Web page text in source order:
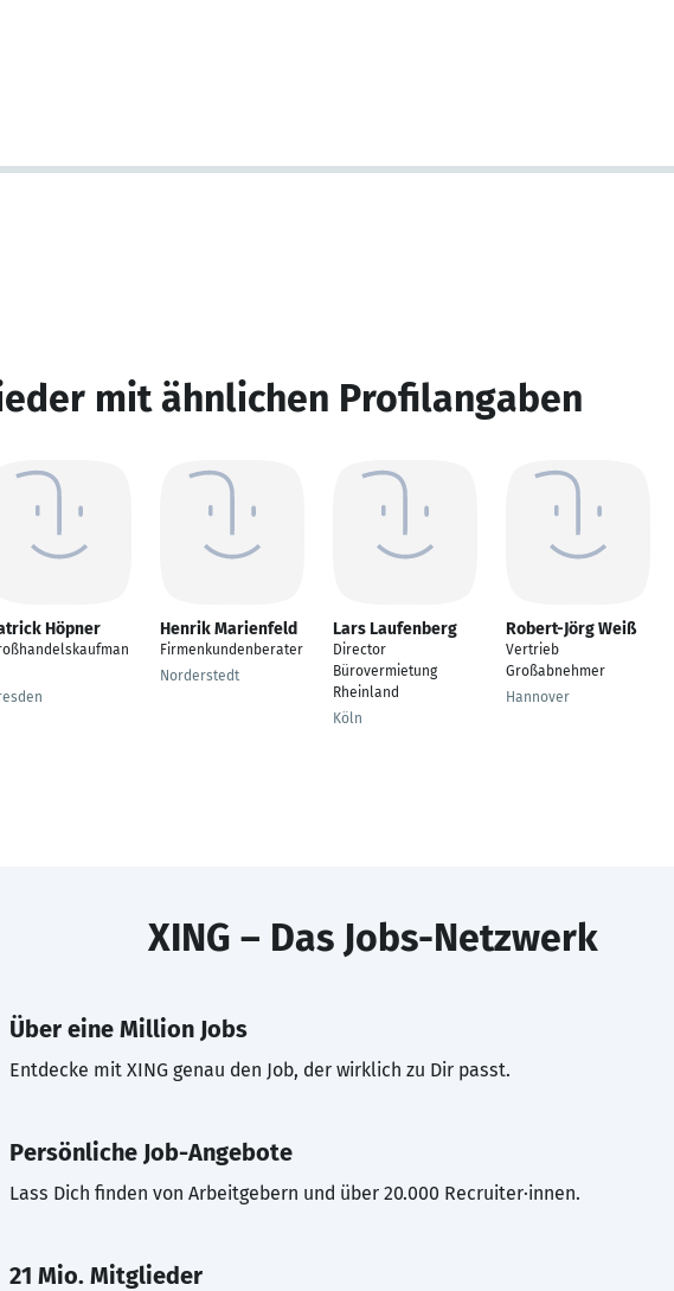
mit ähnlichen Profilangaben
Höpner Henrik Marienfeld
Firmenkundenberater
Norderstedt
Lars Laufenberg
Director
Bürovermietung
Rheinland
Köln
Robert-Jörg Weiß
Vertrieb
Großabnehmer
Hannover
XING – Das Jobs-Netzwerk
Über eine Million Jobs
Entdecke mit XING genau den Job, der wirklich zu Dir passt.
Persönliche Job-Angebote
Lass Dich finden von Arbeitgebern und über 20.000 Recruiter·innen.
21 Mio. Mitglieder